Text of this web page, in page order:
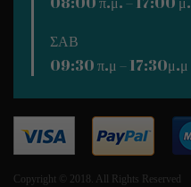
ΣΑΒ
09:30 π.μ – 17:30μ.μ
Copyright © 2018. All Rights Reserved